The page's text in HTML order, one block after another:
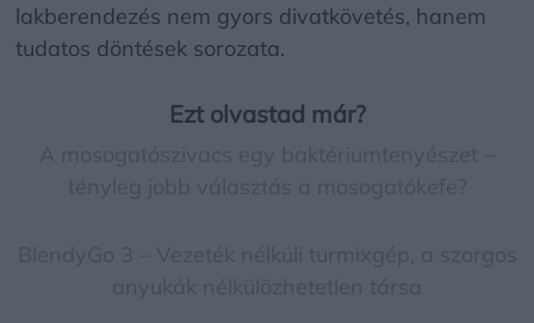
lakberendezés nem gyors divatkövetés, hanem
tudatos döntések sorozata.
Ezt olvastad már?